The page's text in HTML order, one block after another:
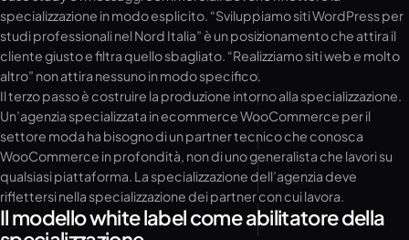
specializzazione in modo esplicito. “Sviluppiamo siti WordPress per
studi professionali nel Nord Italia” è un posizionamento che attira il
cliente giusto e filtra quello sbagliato. “Realizziamo siti web e molto
altro” non attira nessuno in modo specifico.
Il terzo passo è costruire la produzione intorno alla specializzazione.
Un’agenzia specializzata in ecommerce WooCommerce per il
settore moda ha bisogno di un partner tecnico che conosca
WooCommerce in profondità, non di uno generalista che lavori su
qualsiasi piattaforma. La specializzazione dell’agenzia deve
riflettersi nella specializzazione dei partner con cui lavora.
Il modello white label come abilitatore della